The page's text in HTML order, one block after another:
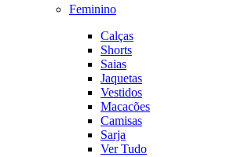
Feminino
Calças
Shorts
Saias
Jaquetas
Vestidos
Macacões
Camisas
Sarja
Ver Tudo